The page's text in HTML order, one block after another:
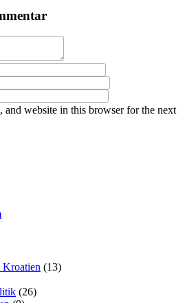
and website in this browser for the next
Kroatien (13)
(26)